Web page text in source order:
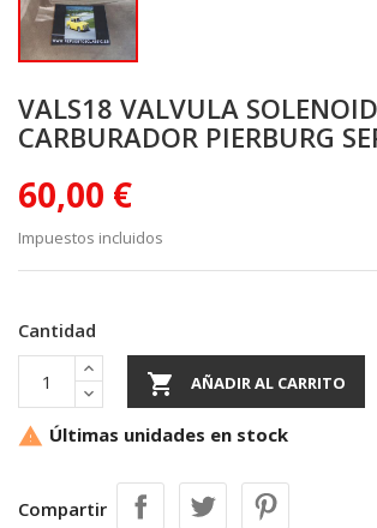
VALS18 VALVULA
CARBURADOR PIERBURG
60,00 €
Impuestos incluidos
Cantidad
 AÑADIR AL CARRITO
 Últimas unidades en stock
Compartir